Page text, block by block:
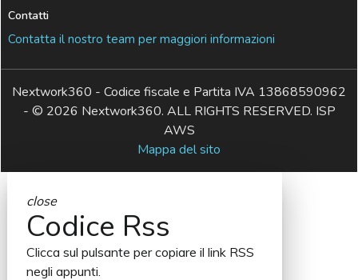
Contatti
Contatta il nostro team per maggiori informazioni
Nextwork360 - Codice fiscale e Partita IVA 13868590962
- © 2026 Nextwork360. ALL RIGHTS RESERVED. ISP
AWS
Mappa del sito
close
Codice Rss
Clicca sul pulsante per copiare il link RSS
negli appunti.